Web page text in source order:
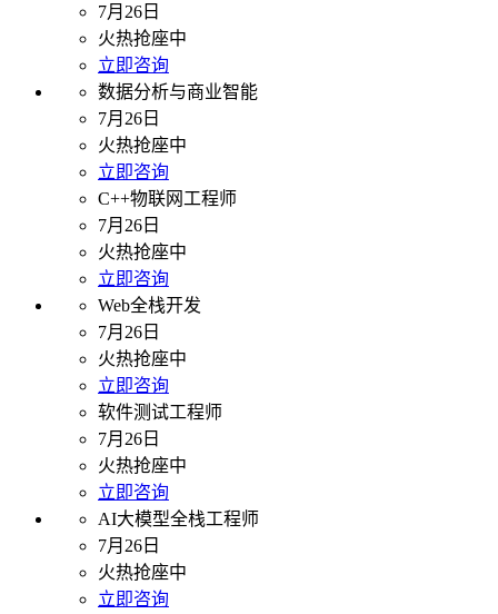
7月26日
火热抢座中
立即咨询
数据分析与商业智能
7月26日
火热抢座中
立即咨询
C++物联网工程师
7月26日
火热抢座中
立即咨询
Web全栈开发
7月26日
火热抢座中
立即咨询
软件测试工程师
7月26日
火热抢座中
立即咨询
AI大模型全栈工程师
7月26日
火热抢座中
立即咨询